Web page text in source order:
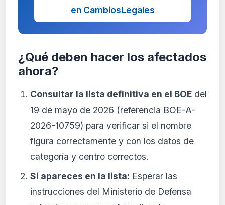
en CambiosLegales
¿Qué deben hacer los afectados
ahora?
Consultar la lista definitiva en el BOE del
19 de mayo de 2026 (referencia BOE-A-
2026-10759) para verificar si el nombre
figura correctamente y con los datos de
categoría y centro correctos.
Si apareces en la lista: Esperar las
instrucciones del Ministerio de Defensa